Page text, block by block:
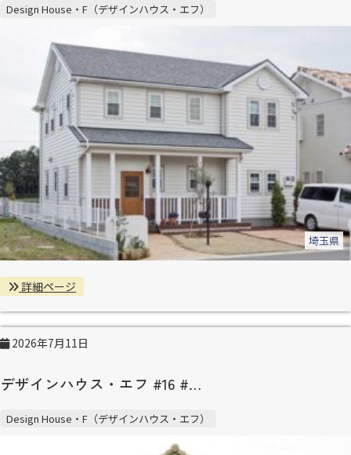
Design House・F（デザインハウス・エフ）
埼玉県
詳細ページ
2026年7月11日
デザインハウス・エフ #16 #…
Design House・F（デザインハウス・エフ）